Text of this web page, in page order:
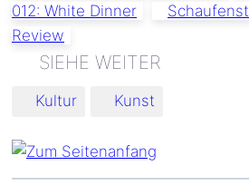
012: White Dinner
Review
Schlagworte:
Kultur Kunst